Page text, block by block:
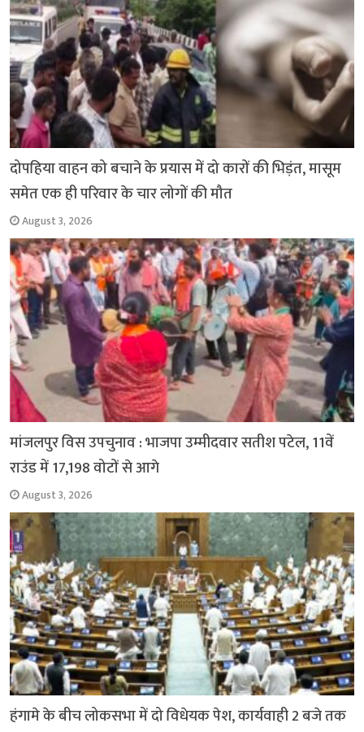
दोपहिया वाहन को बचाने के प्रयास में दो कारों की भिड़ंत, मासूम
समेत एक ही परिवार के चार लोगों की मौत
August 3, 2026
मांजलपुर विस उपचुनाव : भाजपा उम्मीदवार सतीश पटेल, 11वें
राउंड में 17,198 वोटों से आगे
August 3, 2026
हंगामे के बीच लोकसभा में दो विधेयक पेश, कार्यवाही 2 बजे तक